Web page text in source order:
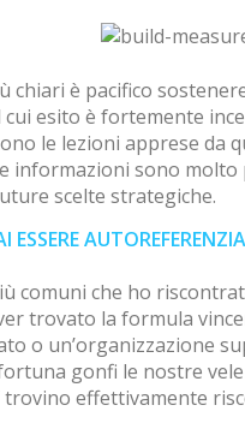
chiari è pacifico
esito è fortemente
le lezioni apprese da
informazioni sono
scelte strategiche.
comuni che ho
trovato la formula
o un’organizzazione
gonfi le nostre
trovino effettivamente